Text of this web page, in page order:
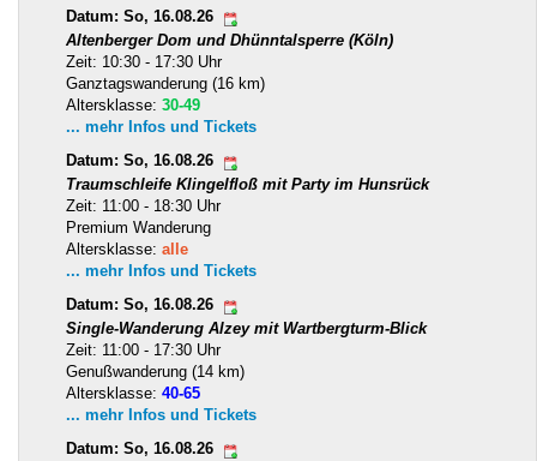
Datum: So, 16.08.26
Altenberger Dom und Dhünntalsperre (Köln)
Zeit: 10:30 - 17:30 Uhr
Ganztagswanderung (16 km)
Altersklasse: 30-49
... mehr Infos und Tickets
Datum: So, 16.08.26
Traumschleife Klingelfloß mit Party im Hunsrück
Zeit: 11:00 - 18:30 Uhr
Premium Wanderung
Altersklasse: alle
... mehr Infos und Tickets
Datum: So, 16.08.26
Single-Wanderung Alzey mit Wartbergturm-Blick
Zeit: 11:00 - 17:30 Uhr
Genußwanderung (14 km)
Altersklasse: 40-65
... mehr Infos und Tickets
Datum: So, 16.08.26